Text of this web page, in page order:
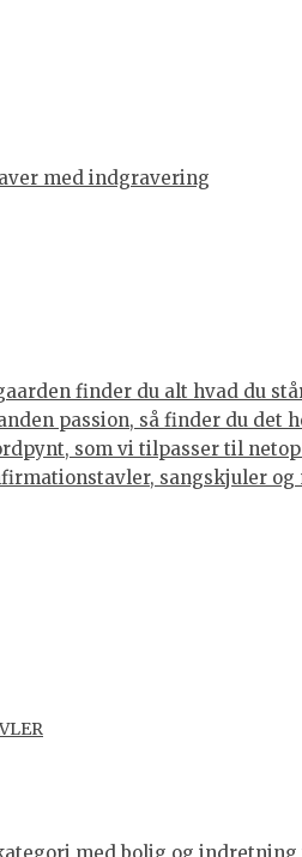
med indgravering
finder du alt hvad du
passion, så finder du
som vi tilpasser til
sangskjuler og